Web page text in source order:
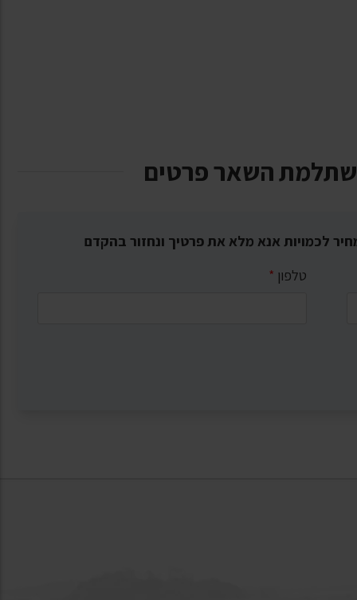
השאר פרטים
לכמויות אנא מלא את פרטיך ונחזור בהקדם
טלפון *